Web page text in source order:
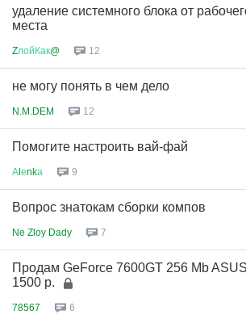
удаление системного блока от
места
ZлойКак@ 12
не могу понять в чем дело
N.M.DEM 12
Помогите настроить вай-фай
Аlеnkа 9
Вопрос знатокам сборки компов
Ne Zloy Dady 7
Продам GeForce 7600GT 256 Mb
1500 р.
78567 6